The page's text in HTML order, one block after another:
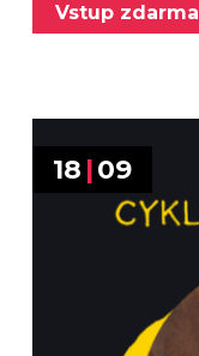
Vstup zdarma
18 |09